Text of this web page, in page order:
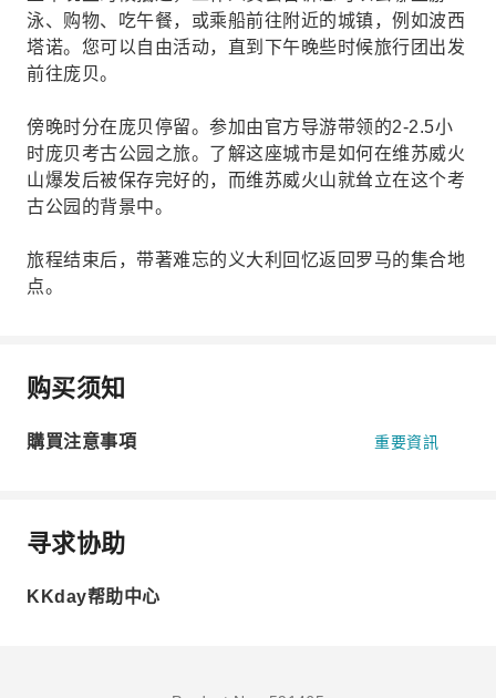
泳、购物、吃午餐，或乘船前往附近的城镇，例如波西
塔诺。您可以自由活动，直到下午晚些时候旅行团出发
前往庞贝。
傍晚时分在庞贝停留。参加由官方导游带领的2-2.5小
时庞贝考古公园之旅。了解这座城市是如何在维苏威火
山爆发后被保存完好的，而维苏威火山就耸立在这个考
古公园的背景中。
旅程结束后，带著难忘的义大利回忆返回罗马的集合地
点。
购买须知
購買注意事項 重要資訊
寻求协助
KKday帮助中心